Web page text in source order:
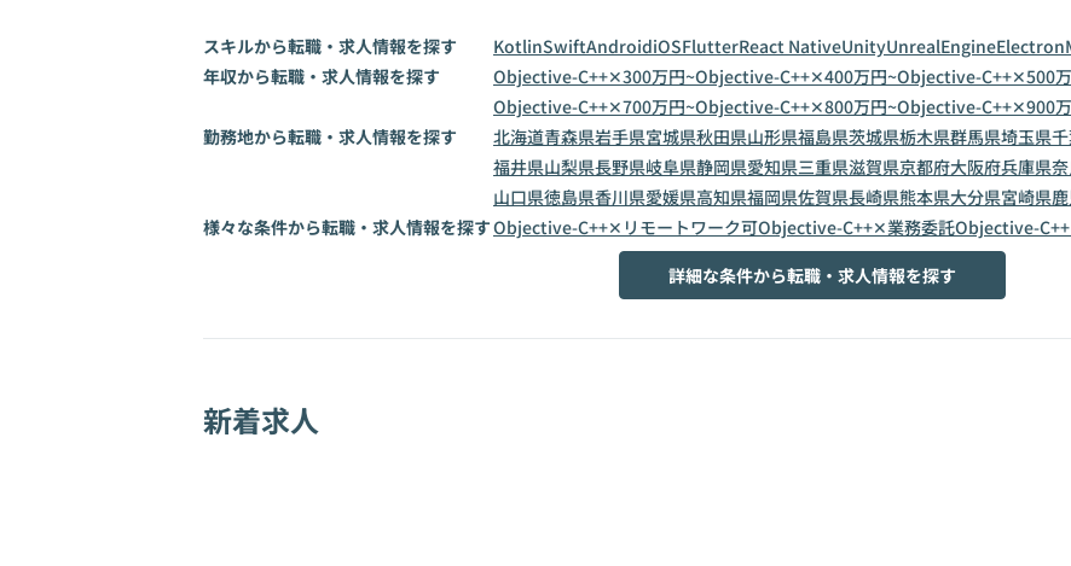
スキルから転職・求人情報を探す KotlinSwiftAndroidiOSFlutterReact NativeUnityUnrealEngineElectron
年収から転職・求人情報を探す
Objective-C++✕300万円~Objective-C++✕400万円~Objective-C++✕500
Objective-C++✕700万円~Objective-C++✕800万円~Objective-C++✕900
勤務地から転職・求人情報を探す
北海道青森県岩手県宮城県秋田県山形県福島県茨城県栃木県群馬県埼玉県
福井県山梨県長野県岐阜県静岡県愛知県三重県滋賀県京都府大阪府兵庫県
山口県徳島県香川県愛媛県高知県福岡県佐賀県長崎県熊本県大分県宮崎県
様々な条件から転職・求人情報を探すObjective-C++✕リモートワーク可Objective-C++✕業務委託Objective-
詳細な条件から転職・求人情報を探す
新着求人